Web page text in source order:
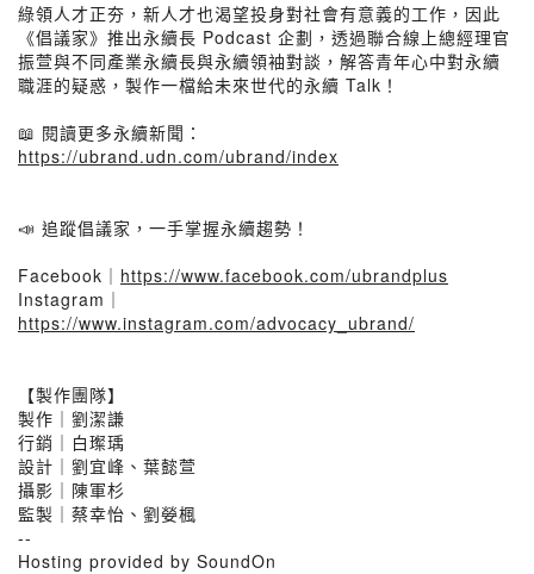
綠領人才正夯，新人才也渴望投身對社會有意義的工作，因此
《倡議家》推出永續長 Podcast 企劃，透過聯合線上總經理官
振萱與不同產業永續長與永續領袖對談，解答青年心中對永續
職涯的疑惑，製作一檔給未來世代的永續 Talk！
📖 閱讀更多永續新聞：
https://ubrand.udn.com/ubrand/index
📣 追蹤倡議家，一手掌握永續趨勢！
Facebook｜ https://www.facebook.com/ubrandplus
Instagram｜
https://www.instagram.com/advocacy_ubrand/
【製作團隊】
製作｜劉潔謙
行銷｜白璨瑀
設計｜劉宜峰、葉懿萱
攝影｜陳軍杉
監製｜蔡幸怡、劉嫈楓
--
Hosting provided by SoundOn